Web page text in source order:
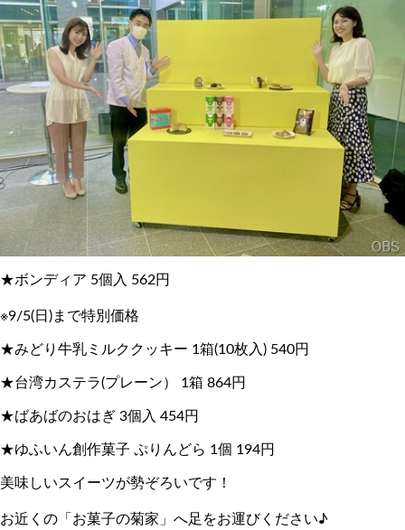
★ボンディア 5個入 562円
※9/5(日)まで特別価格
★みどり牛乳ミルククッキー 1箱(10枚入) 540円
★台湾カステラ(プレーン） 1箱 864円
★ばあばのおはぎ 3個入 454円
★ゆふいん創作菓子 ぷりんどら 1個 194円
美味しいスイーツが勢ぞろいです！
お近くの「お菓子の菊家」へ足をお運びください♪